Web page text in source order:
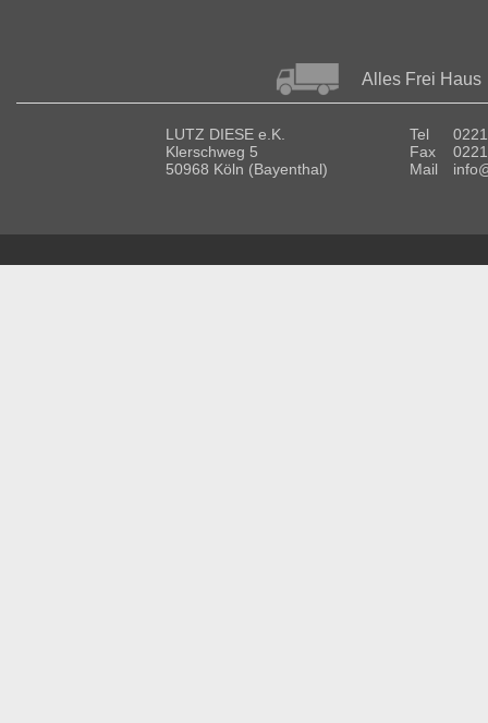
Alles Frei Haus
LUTZ DIESE e.K.
Klerschweg 5
50968 Köln (Bayenthal)
Tel
Fax
Mail